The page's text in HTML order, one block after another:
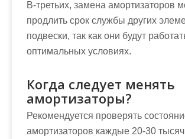
В-третьих, замена амортизаторов
продлить срок службы других
подвески, так как они будут
оптимальных условиях.
Когда следует менять
амортизаторы?
Рекомендуется проверять
амортизаторов каждые 20-30